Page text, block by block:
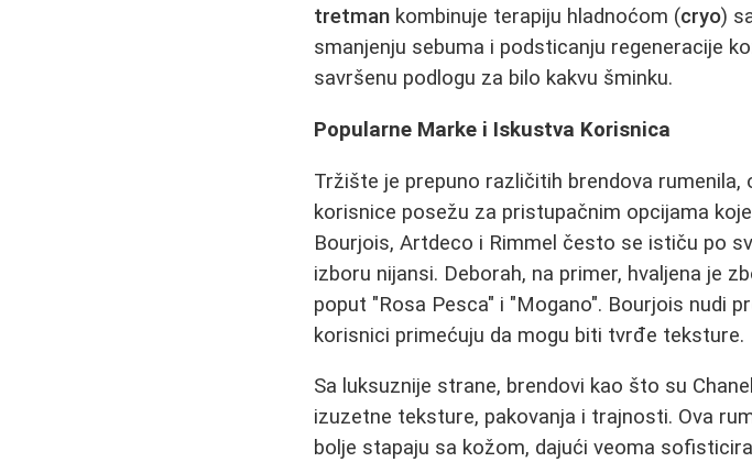
tretman kombinuje terapiju hladnoćom (cryo)
smanjenju sebuma i podsticanju regeneracije
savršenu podlogu za bilo kakvu šminku.
Popularne Marke i Iskustva Korisnica
Tržište je prepuno različitih brendova
korisnice posežu za pristupačnim opcijama
Bourjois, Artdeco i Rimmel često se ističu po
izboru nijansi. Deborah, na primer, hvaljena je
poput "Rosa Pesca" i "Mogano". Bourjois nudi
korisnici primećuju da mogu biti tvrđe teksture.
Sa luksuznije strane, brendovi kao što su
izuzetne teksture, pakovanja i trajnosti. Ova
bolje stapaju sa kožom, dajući veoma